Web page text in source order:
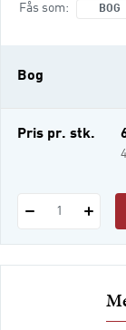
Fås som BOG
Bog
e-bog
Pris pr. stk.
1